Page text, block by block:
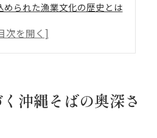
められた漁業文化の歴史とは
人の日常に根付いた理由
しむ沖縄そばの奥深い味わい
沖縄そばの奥深さ